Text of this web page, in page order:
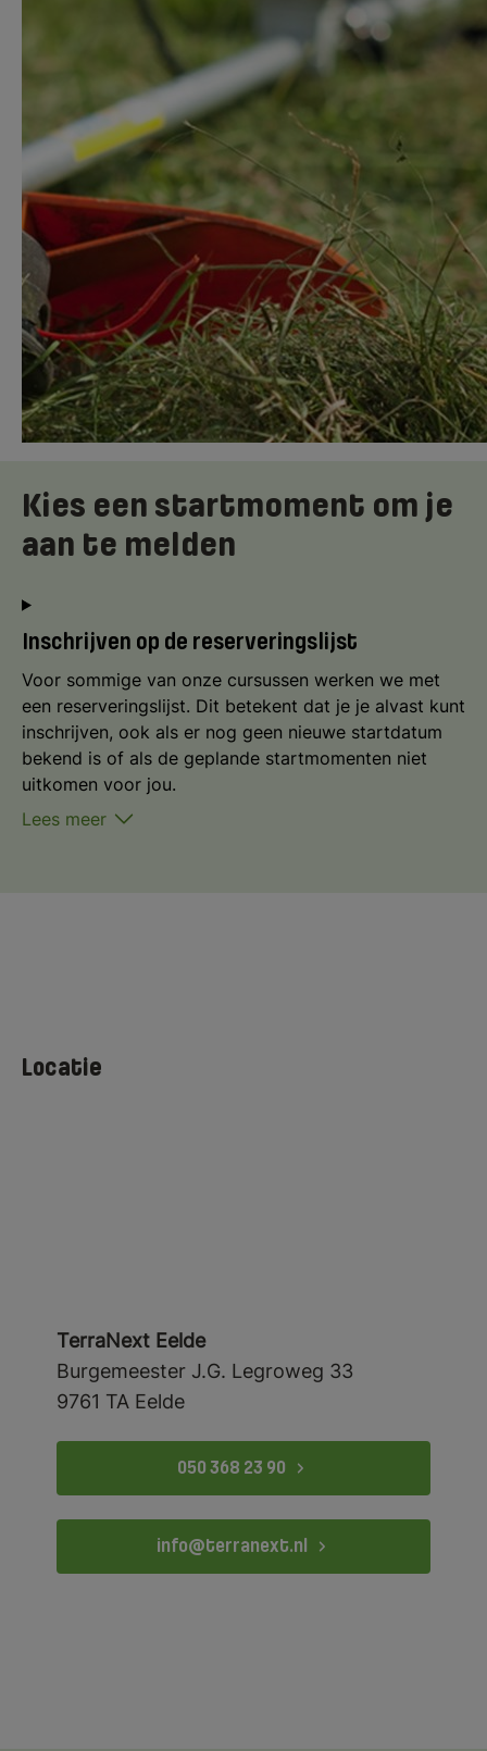
Wil je veilig werken met de bosmaaier?
Heb je al ervaring, maar wil je je kennis
opfrissen?
Blijf op de hoogte van Arbo-verplichtingen.
De kosten voor deze cursus bedragen € 185,00
BTW vrij
Kies een startmoment om je
aan te melden
Inschrijven op de reserveringslijst
Voor sommige van onze cursussen werken we met
een reserveringslijst. Dit betekent dat je je alvast kunt
inschrijven, ook als er nog geen nieuwe startdatum
bekend is of als de geplande startmomenten niet
uitkomen voor jou.
Lees meer
Locatie
TerraNext Eelde
Burgemeester J.G. Legroweg 33
9761 TA Eelde
050 368 23 90
info@terranext.nl